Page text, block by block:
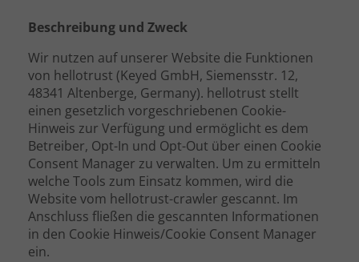
Beschreibung und Zweck
Wir nutzen auf unserer Website die Funktionen
von hellotrust (Keyed GmbH, Siemensstr. 12,
48341 Altenberge, Germany). hellotrust stellt
einen gesetzlich vorgeschriebenen Cookie-
Hinweis zur Verfügung und ermöglicht es dem
Betreiber, Opt-In und Opt-Out über einen Cookie
Consent Manager zu verwalten. Um zu ermitteln
welche Tools zum Einsatz kommen, wird die
Website vom hellotrust-crawler gescannt. Im
Anschluss fließen die gescannten Informationen
in den Cookie Hinweis/Cookie Consent Manager
ein.